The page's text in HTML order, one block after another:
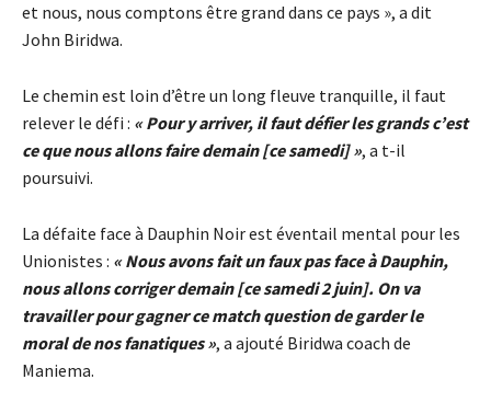
et nous, nous comptons être grand dans ce pays », a dit
John Biridwa.
Le chemin est loin d’être un long fleuve tranquille, il faut
relever le défi : « Pour y arriver, il faut défier les grands c’est
ce que nous allons faire demain [ce samedi] », a t-il
poursuivi.
La défaite face à Dauphin Noir est éventail mental pour les
Unionistes : « Nous avons fait un faux pas face à Dauphin,
nous allons corriger demain [ce samedi 2 juin]. On va
travailler pour gagner ce match question de garder le
moral de nos fanatiques », a ajouté Biridwa coach de
Maniema.